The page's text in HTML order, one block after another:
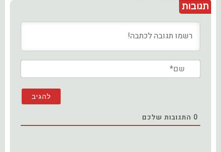
תגובות
0 התגובות שלכם